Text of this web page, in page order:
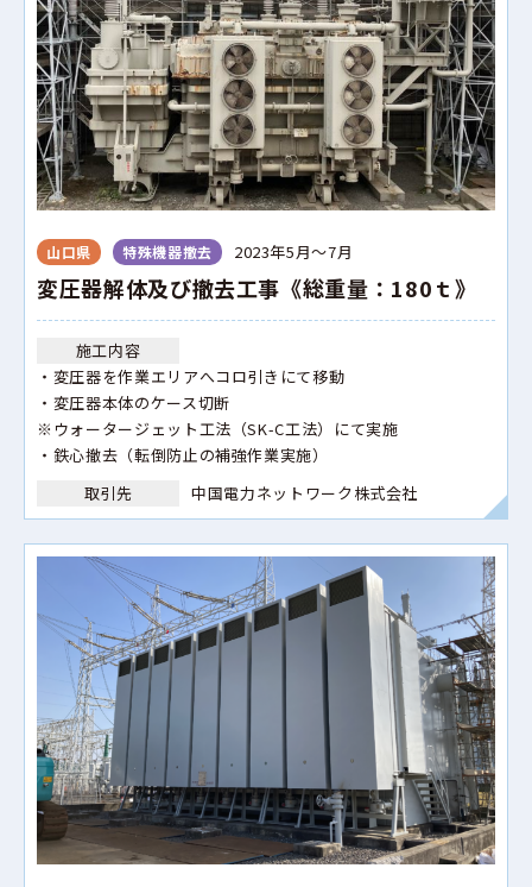
山口県 特殊機器撤去 2023年5月～7月
変圧器解体及び撤去工事《総重量：180ｔ》
施工内容
・変圧器を作業エリアへコロ引きにて移動
・変圧器本体のケース切断
※ウォータージェット工法（SK-C工法）にて実施
・鉄心撤去（転倒防止の補強作業実施）
取引先
中国電力ネットワーク株式会社